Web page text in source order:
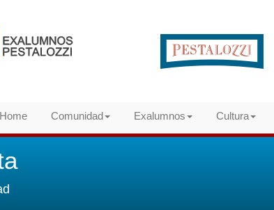
Home Comunidad Exalumnos Cultura